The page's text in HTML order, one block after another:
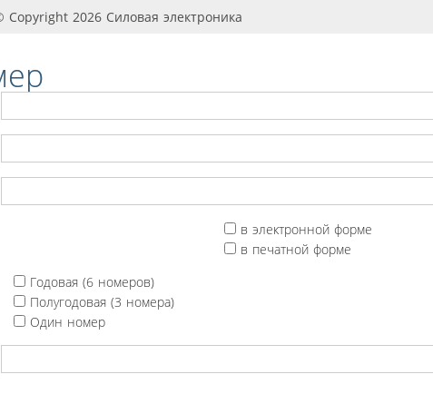
Copyright 2026 Силовая электроника
в электронной форме
в печатной форме
Годовая (6 номеров)
Полугодовая (3 номера)
Один номер